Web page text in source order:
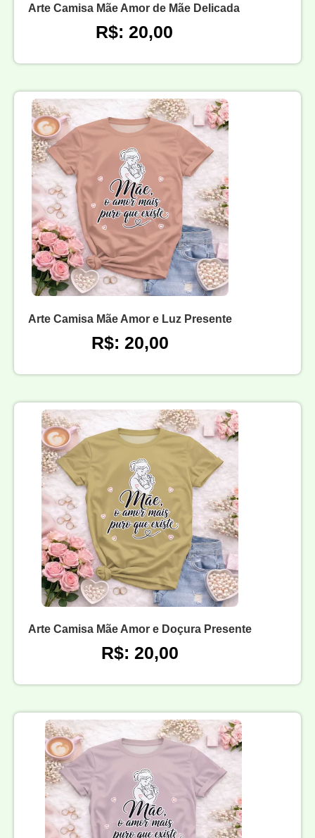
Arte Camisa Mãe Amor de Mãe Delicada
R$: 20,00
Arte Camisa Mãe Amor e Luz Presente
R$: 20,00
Arte Camisa Mãe Amor e Doçura Presente
R$: 20,00